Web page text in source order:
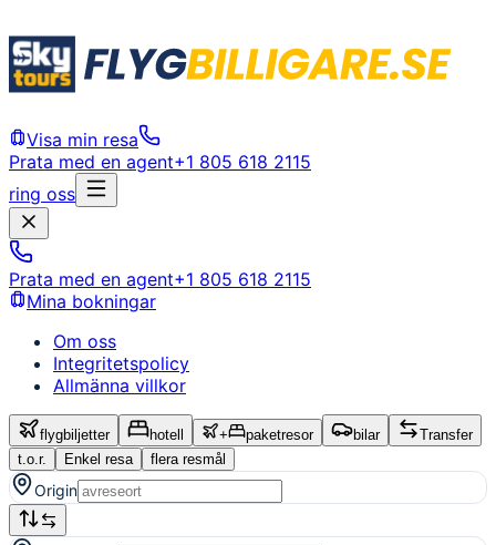
Visa min resa
Prata med en agent+1 805 618 2115
ring oss
Prata med en agent+1 805 618 2115
Mina bokningar
Om oss
Integritetspolicy
Allmänna villkor
flygbiljetter hotell + paketresor bilar
Transfer
t.o.r.
Enkel resa flera resmål
Origin